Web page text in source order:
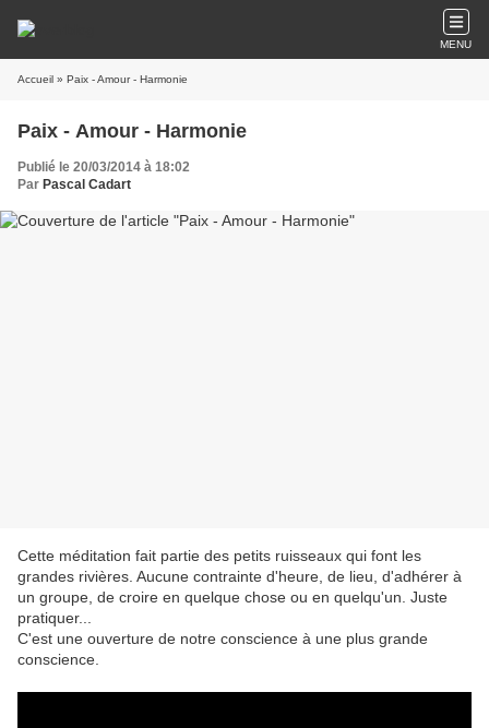
MENU
Accueil » Paix - Amour - Harmonie
Paix - Amour - Harmonie
Publié le 20/03/2014 à 18:02
Par Pascal Cadart
Cette méditation fait partie des petits ruisseaux qui font les
grandes rivières. Aucune contrainte d'heure, de lieu, d'adhérer à
un groupe, de croire en quelque chose ou en quelqu'un. Juste
pratiquer...
C'est une ouverture de notre conscience à une plus grande
conscience.